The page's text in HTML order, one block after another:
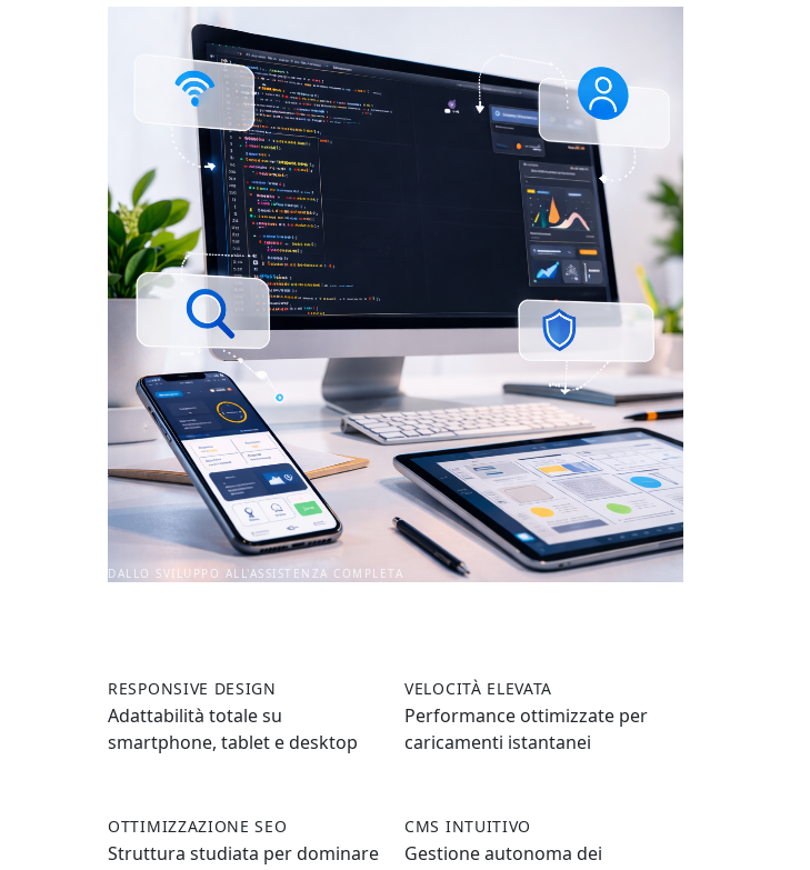
DALLO SVILUPPO ALL'ASSISTENZA COMPLETA
RESPONSIVE DESIGN
Adattabilità totale su
smartphone, tablet e desktop
VELOCITÀ ELEVATA
Performance ottimizzate per
caricamenti istantanei
OTTIMIZZAZIONE SEO
Struttura studiata per dominare
CMS INTUITIVO
Gestione autonoma dei